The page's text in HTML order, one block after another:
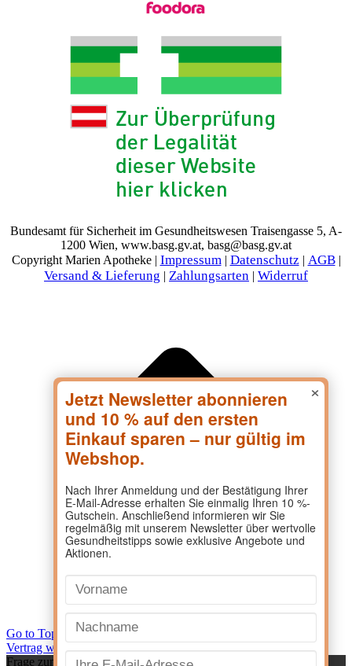
Bundesamt für Sicherheit im Gesundheitswesen Traisengasse 5, A-
1200 Wien, www.basg.gv.at, basg@basg.gv.at
Copyright Marien Apotheke | Impressum | Datenschutz | AGB|
Versand & Lieferung | Zahlungsarten | Widerruf
Go to Top
Vertrag widerrufen
Frage zum Produkt?
×